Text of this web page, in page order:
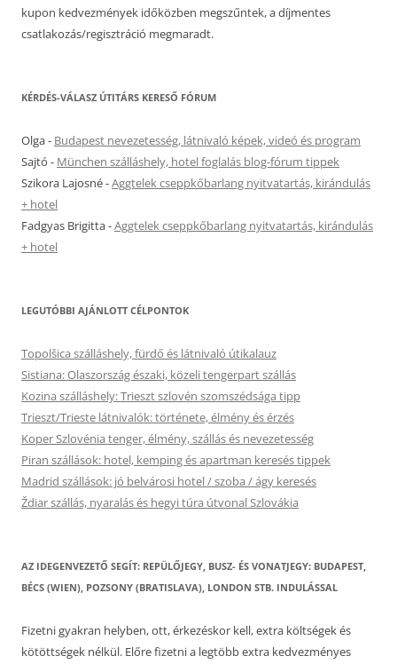
kupon kedvezmények időközben megszűntek, a díjmentes
csatlakozás/regisztráció megmaradt.
KÉRDÉS-VÁLASZ ÚTITÁRS KERESŐ FÓRUM
Olga- Budapest nevezetesség, látnivaló képek, videó és program
Sajtó - München szálláshely, hotel foglalás blog-fórum tippek
Szikora Lajosné-Aggtelek cseppkőbarlang nyitvatartás, kirándulás
+ hotel
Fadgyas Brigitta-Aggtelek cseppkőbarlang nyitvatartás, kirándulás
+ hotel
LEGUTÓBBI AJÁNLOTT CÉLPONTOK
Topolšica szálláshely, fürdő és látnivaló útikalauz
Sistiana: Olaszország északi, közeli tengerpart szállás
Kozina szálláshely: Trieszt szlovén szomszédsága tipp
Trieszt/Trieste látnivalók: története, élmény és érzés
Koper Szlovénia tenger, élmény, szállás és nevezetesség
Piran szállások: hotel, kemping és apartman keresés tippek
Madrid szállások: jó belvárosi hotel / szoba / ágy keresés
Ždiar szállás, nyaralás és hegyi túra útvonal Szlovákia
AZ IDEGENVEZETŐ SEGÍT: REPÜLŐJEGY, BUSZ- ÉS VONATJEGY: BUDAPEST,
BÉCS (WIEN), POZSONY (BRATISLAVA), LONDON STB. INDULÁSSAL
Fizetni gyakran helyben, ott, érkezéskor kell, extra költségek és
kötöttségek nélkül. Előre fizetni a legtöbb extra kedvezményes